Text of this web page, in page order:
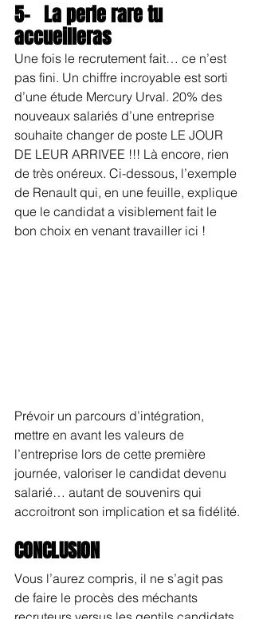
5-   La perle rare tu
accueilleras
Une fois le recrutement fait… ce n’est
pas fini. Un chiffre incroyable est sorti
d’une étude Mercury Urval. 20% des
nouveaux salariés d’une entreprise
souhaite changer de poste LE JOUR
DE LEUR ARRIVEE !!! Là encore, rien
de très onéreux. Ci-dessous, l’exemple
de Renault qui, en une feuille, explique
que le candidat a visiblement fait le
bon choix en venant travailler ici !
Prévoir un parcours d’intégration,
mettre en avant les valeurs de
l’entreprise lors de cette première
journée, valoriser le candidat devenu
salarié… autant de souvenirs qui
accroitront son implication et sa fidélité.
CONCLUSION
Vous l’aurez compris, il ne s’agit pas
de faire le procès des méchants